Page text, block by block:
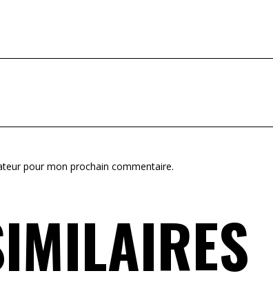
pour mon prochain commentaire.